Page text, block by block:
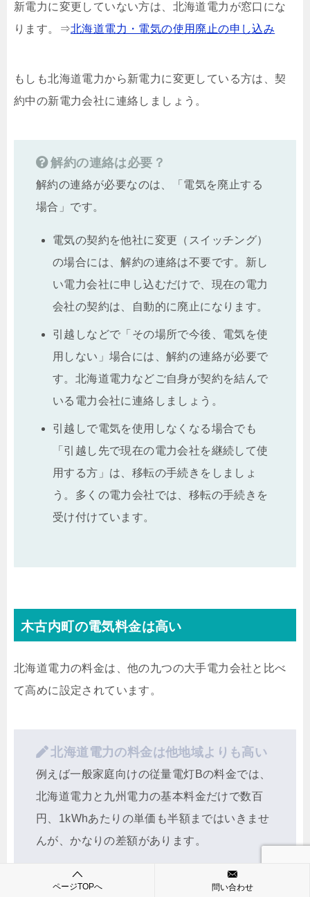
新電力に変更していない方は、北海道電力が窓口にな
ります。⇒北海道電力・電気の使用廃止の申し込み
もしも北海道電力から新電力に変更している方は、契
約中の新電力会社に連絡しましょう。
解約の連絡は必要？
解約の連絡が必要なのは、「電気を廃止する
場合」です。
電気の契約を他社に変更（スイッチング）
の場合には、解約の連絡は不要です。新し
い電力会社に申し込むだけで、現在の電力
会社の契約は、自動的に廃止になります。
引越しなどで「その場所で今後、電気を使
用しない」場合には、解約の連絡が必要で
す。北海道電力などご自身が契約を結んで
いる電力会社に連絡しましょう。
引越しで電気を使用しなくなる場合でも
「引越し先で現在の電力会社を継続して使
用する方」は、移転の手続きをしましょ
う。多くの電力会社では、移転の手続きを
受け付けています。
木古内町の電気料金は高い
北海道電力の料金は、他の九つの大手電力会社と比べ
て高めに設定されています。
北海道電力の料金は他地域よりも高い
例えば一般家庭向けの従量電灯Bの料金では、
北海道電力と九州電力の基本料金だけで数百
円、1kWhあたりの単価も半額まではいきませ
んが、かなりの差額があります。
北海道電力・従量電灯B
ページTOPへ 問い合わせ